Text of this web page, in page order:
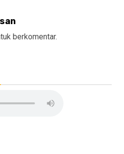
berkomentar.